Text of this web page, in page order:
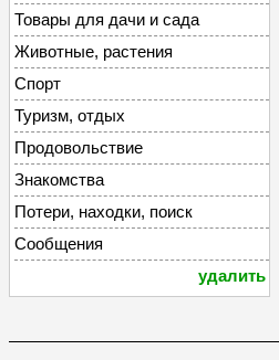
Товары для дачи и сада
Животные, растения
Спорт
Туризм, отдых
Продовольствие
Знакомства
Потери, находки, поиск
Сообщения
удалить